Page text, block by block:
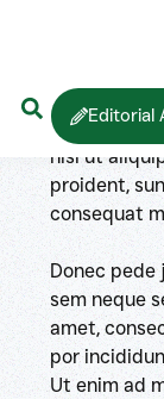
Editorial
Lorem
adipiscing
labore et
veniam,
nisi ut
proident,
consequat
Donec
sem neque
amet,
por
Ut enim ad